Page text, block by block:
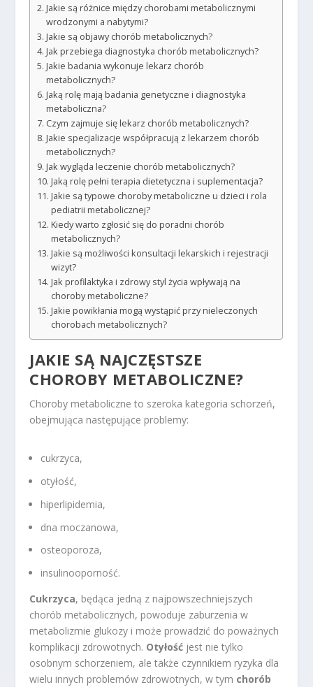
Jakie są różnice między chorobami metabolicznymi
wrodzonymi a nabytymi?
Jakie są objawy chorób metabolicznych?
Jak przebiega diagnostyka chorób metabolicznych?
Jakie badania wykonuje lekarz chorób
metabolicznych?
Jaką rolę mają badania genetyczne i diagnostyka
metaboliczna?
Czym zajmuje się lekarz chorób metabolicznych?
Jakie specjalizacje współpracują z lekarzem chorób
metabolicznych?
Jak wygląda leczenie chorób metabolicznych?
Jaką rolę pełni terapia dietetyczna i suplementacja?
Jakie są typowe choroby metaboliczne u dzieci i rola
pediatrii metabolicznej?
Kiedy warto zgłosić się do poradni chorób
metabolicznych?
Jakie są możliwości konsultacji lekarskich i rejestracji
wizyt?
Jak profilaktyka i zdrowy styl życia wpływają na
choroby metaboliczne?
Jakie powikłania mogą wystąpić przy nieleczonych
chorobach metabolicznych?
JAKIE SĄ NAJCZĘSTSZE
CHOROBY METABOLICZNE?
Choroby metaboliczne to szeroka kategoria schorzeń,
obejmująca następujące problemy:
cukrzyca,
otyłość,
hiperlipidemia,
dna moczanowa,
osteoporoza,
insulinooporność.
Cukrzyca, będąca jedną z najpowszechniejszych
chorób metabolicznych, powoduje zaburzenia w
metabolizmie glukozy i może prowadzić do poważnych
komplikacji zdrowotnych. Otyłość jest nie tylko
osobnym schorzeniem, ale także czynnikiem ryzyka dla
wielu innych problemów zdrowotnych, w tym chorób